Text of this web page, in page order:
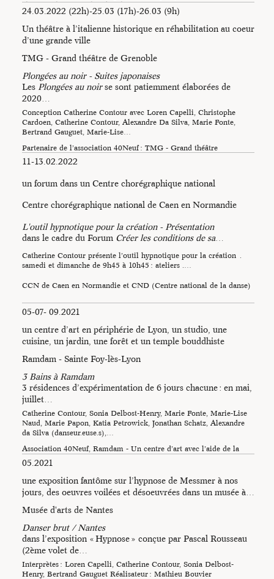
Photo : Catherine Contour
Misa Ishibashi préparant
l’indigo pour les vêtements
Photo : Justine François
chorégraphique et Plan de relance)…
24.03.2022 (22h)-25.03 (17h)-26.03 (9h)
Un théâtre à l’italienne historique en réhabilitation au coeur
d’une grande ville
TMG - Grand théâtre de Grenoble
Plongées au noir - Suites japonaises
Les Plongées au noirse sont patiemment élaborées de
2020…
Conception Catherine Contour avec Loren Capelli, Christophe
Cardoen, Catherine Contour, Alexandre Da Silva, Marie Fonte,
Bertrand Gauguet, Marie-Lise…
Partenaire de l’association 40Neuf : TMG - Grand théâtre
(Grenoble) L’association est soutenue par la DRAC Auvergne-
Rhône-Alpes (aide à la résidence…
11-13.02.2022
un forum dans un Centre chorégraphique national
Centre chorégraphique national de Caen en Normandie
L'outil hypnotique pour la création - Présentation
dans le cadre du Forum Créer les conditions de sa…
Catherine Contour présente l’outil hypnotique pour la création .
samedi et dimanche de 9h45 à 10h45 : ateliers .…
CCN de Caen en Normandie et CND (Centre national de la danse)
05-07- 09.2021
un centre d’art en périphérie de Lyon, un studio, une
cuisine, un jardin, une forêt et un temple bouddhiste
Ramdam - Sainte Foy-lès-Lyon
3 Bains à Ramdam
3 résidences d’expérimentation de 6 jours chacune : en mai,
juillet…
Catherine Contour, Sonia Delbost-Henry, Marie Fonte, Marie-Lise
Naud, Marie Papon, Katia Petrowick, Jonathan Schatz, Alexandre
da Silva (danseur.euse.s),…
Association 40Neuf, Ramdam - Un centre d’art avec l’aide de la
DRAC Auvergne-Rhône-Alpes (aide à la résidence de recherche
et…
05.2021
une exposition fantôme sur l’hypnose de Messmer à nos
jours, des oeuvres voilées et désoeuvrées dans un musée à…
Musée d'arts de Nantes
Danser brut / Nantes
dans l’exposition « Hypnose » conçue par Pascal Rousseau
(2ème volet de…
Interprètes : Loren Capelli, Catherine Contour, Sonia Delbost-
Henry, Bertrand Gauguet Réalisateur : Mathieu Bouvier